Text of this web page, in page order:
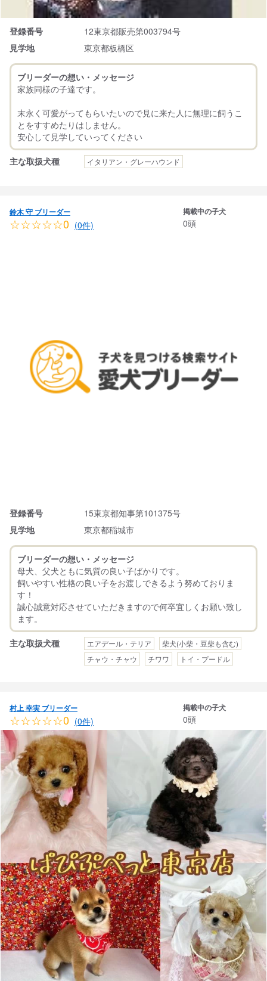
登録番号
12東京都販売第003794号
見学地
東京都板橋区
ブリーダーの想い・メッセージ
家族同様の子達です。
末永く可愛がってもらいたいので見に来た人に無理に飼うこ
とをすすめたりはしません。
主な取扱犬種 イタリアン・グレーハウンド
鈴木 守 ブリーダー
☆☆☆☆☆0 (0件)
掲載中の子犬
0頭
登録番号
15東京都知事第101375号
見学地
東京都稲城市
ブリーダーの想い・メッセージ
母犬、父犬ともに気質の良い子ばかりです。
飼いやすい性格の良い子をお渡しできるよう努めておりま
す！
誠心誠意対応させていただきますので何卒宜しくお願い致し
主な取扱犬種 エアデール・テリア
柴犬(小柴・豆柴も含む)
チャウ・チャウ
チワワ トイ・プードル
村上 幸実 ブリーダー
☆☆☆☆☆0 (0件)
掲載中の子犬
0頭